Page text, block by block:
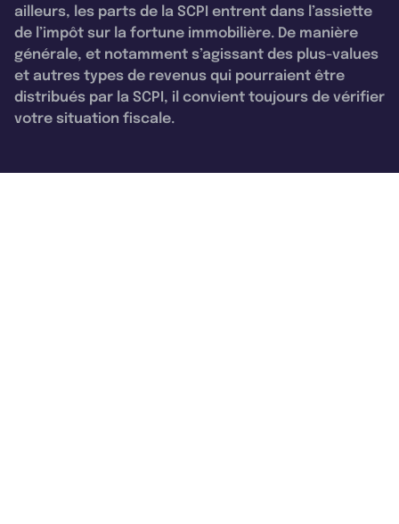
ailleurs, les parts de la SCPI entrent dans l’assiette
de l’impôt sur la fortune immobilière. De manière
générale, et notamment s’agissant des plus-values
et autres types de revenus qui pourraient être
distribués par la SCPI, il convient toujours de vérifier
votre situation fiscale.